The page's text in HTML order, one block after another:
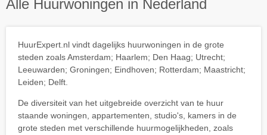
Alle Huurwoningen in Nederland
HuurExpert.nl vindt dagelijks huurwoningen in de grote
steden zoals Amsterdam; Haarlem; Den Haag; Utrecht;
Leeuwarden; Groningen; Eindhoven; Rotterdam; Maastricht;
Leiden; Delft.
De diversiteit van het uitgebreide overzicht van te huur
staande woningen, appartementen, studio's, kamers in de
grote steden met verschillende huurmogelijkheden, zoals